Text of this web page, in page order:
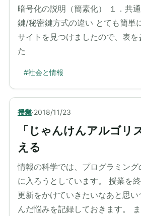
暗号化の説明（簡素化） １．共
鍵/秘密鍵方式の違い とても簡単
サイトを見つけましたので、表
た
#社会と情報
授業·2018/11/23
「じゃんけんアルゴリ
える
情報の科学では、プログラミン
に入ろうとしています。 授業を
更新をかけていきたいなあと思
んだ悩みを記録しておきます。